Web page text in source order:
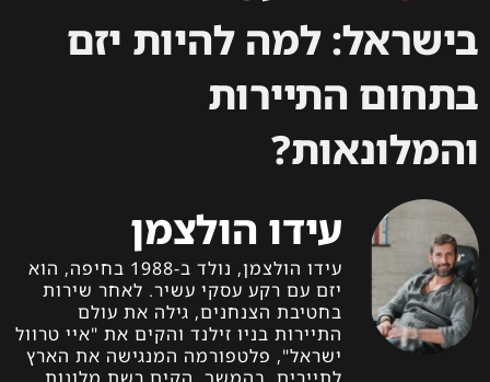
בישראל: למה להיות יזם
בתחום התיירות
והמלונאות?
עידו הולצמן
עידו הולצמן, נולד ב-1988 בחיפה, הוא
יזם עם רקע עסקי עשיר. לאחר שירות
בחטיבת הצנחנים, גילה את עולם
התיירות בניו זילנד והקים את "איי טרוול
ישראל", פלטפורמה המנגישה את הארץ
לתיירים. בהמשך, הקים רשת מלונות